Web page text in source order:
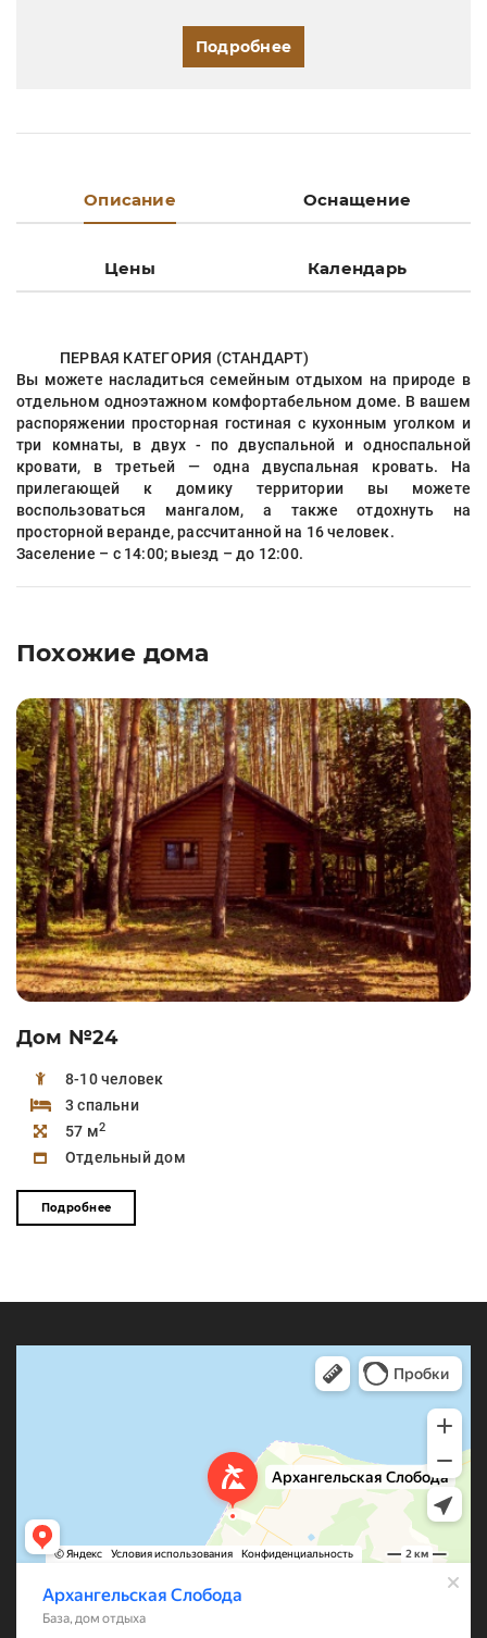
Подробнее
Описание Оснащение
Цены Календарь
ПЕРВАЯ КАТЕГОРИЯ (СТАНДАРТ)
Вы можете насладиться семейным отдыхом на природе в
отдельном одноэтажном комфортабельном доме. В вашем
распоряжении просторная гостиная с кухонным уголком и
три комнаты, в двух - по двуспальной и односпальной
кровати, в третьей — одна двуспальная кровать. На
прилегающей к домику территории вы можете
воспользоваться мангалом, а также отдохнуть на
просторной веранде, рассчитанной на 16 человек.
Заселение – с 14:00; выезд – до 12:00.
Похожие дома
Дом №24
8-10 человек
3 спальни
57 м2
Отдельный дом
Подробнее